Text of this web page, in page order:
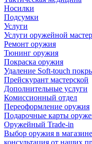
Носилки
Подсумки
Услуги
Услуги оружейной
Ремонт оружия
Тюнинг оружия
Покраска оружия
Удаление Soft-touch
Прейскурант мастерской
Дополнительные услуги
Комиссионный отдел
Переоформление оружия
Подарочные карты
Оружейный Trade-in
Выбор оружия в
консультация от наших